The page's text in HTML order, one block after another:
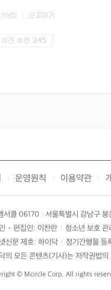
운영원칙 이용약관
서클 06170 서울특별시 강남구
・편집인: 이찬란
청소년 보호
신문 제호: 하이닥
정기간행물 등
의 모든 콘텐츠(기사)는 저작권법
© Mcircle Corp. All rights